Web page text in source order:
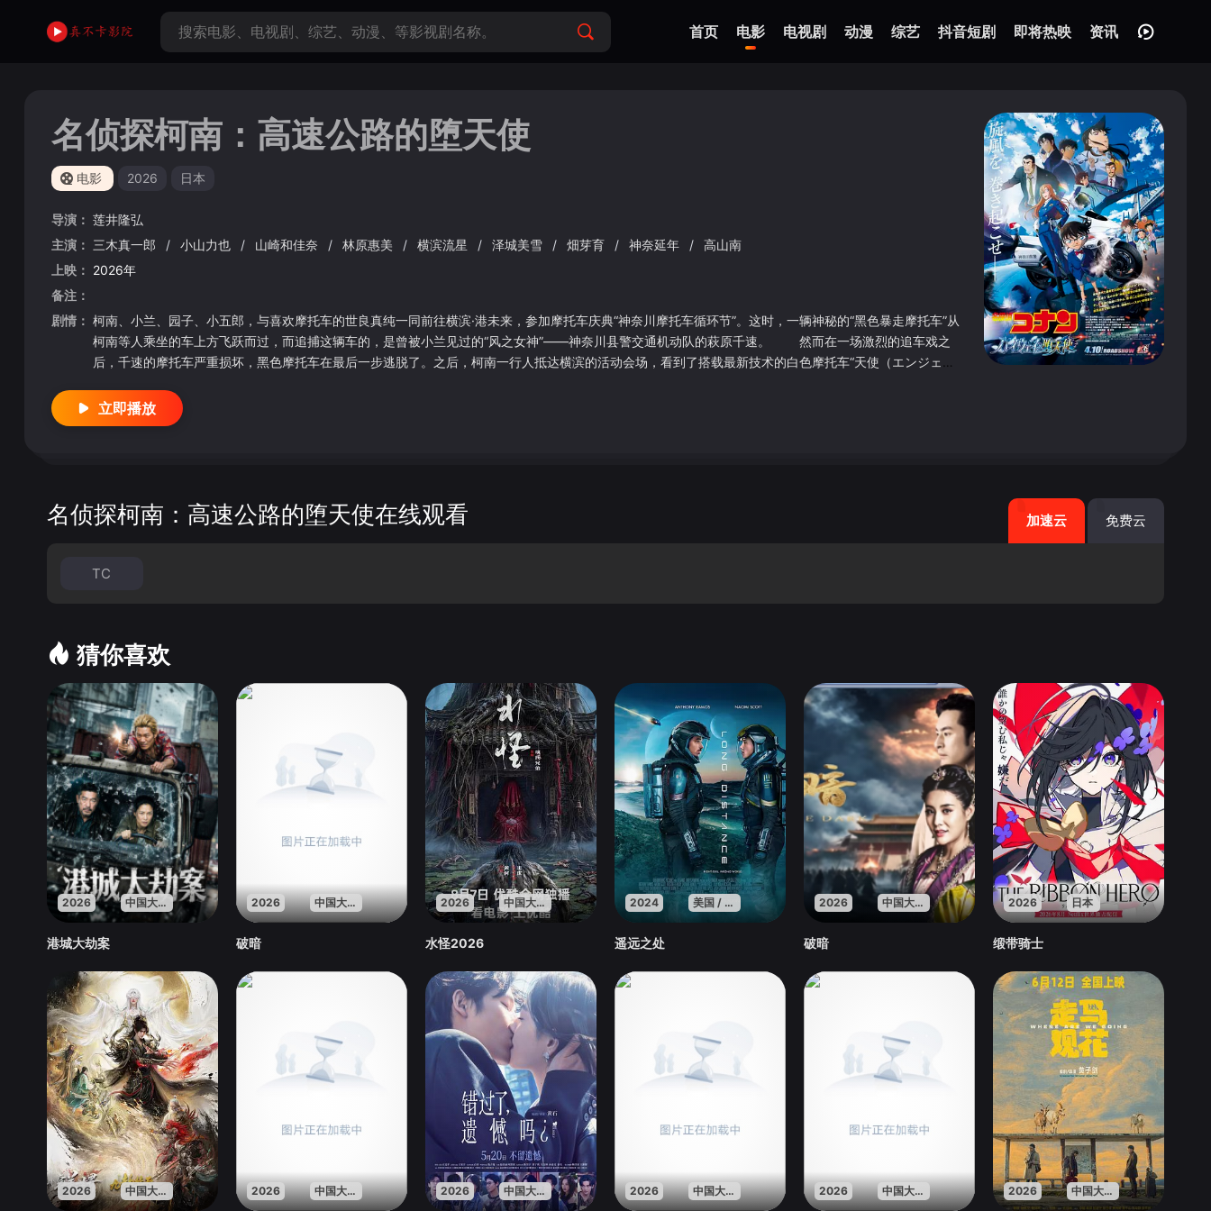
首页 电影 电视剧 动漫 综艺 抖音短剧 即将热映 资讯
名侦探柯南：高速公路的堕天使
电影 2026 日本
导演： 莲井隆弘
主演： 三木真一郎 / 小山力也 / 山崎和佳奈 / 林原惠美 / 横滨流星 / 泽城美雪 / 畑芽育 / 神奈延年 /
高山南
上映： 2026年
备注：
剧情： 柯南、小兰、园子、小五郎，与喜欢摩托车的世良真纯一同前往横滨·港未来，参加摩托车庆典“神奈川摩托车循环节”。这时，一辆神秘的“黑色暴走摩托车”从
柯南等人乘坐的车上方飞跃而过，而追捕这辆车的，是曾被小兰见过的“风之女神”——神奈川县警交通机动队的萩原千速。 然而在一场激烈的追车戏之
后，千速的摩托车严重损坏，黑色摩托车在最后一步逃脱了。之后，柯南一行人抵达横滨的活动会场，看到了搭载最新技术的白色摩托车“天使（エンジェ
辆车的车体与“天使”高度相似，于是将其称为“黑色天使——鲁西法（ルシファー）”，继续展开追捕。 犯人的真实身份，以及他的目的究竟是什么？而不
知为何，萩原千速的脑海中浮现出了关于弟弟萩原研二，以及他的同期松田阵平的记忆……
立即播放
名侦探柯南：高速公路的堕天使在线观看 加速云 免费云
TC
猜你喜欢
2026 中国大陆
港城大劫案
2026 中国大陆
破暗
2026 中国大陆
水怪2026
2024 美国 / 印度
遥远之处
2026 中国大陆
破暗
2026 日本
缎带骑士
2026 中国大陆 2026 中国大陆 2026 中国大陆 2026 中国大陆 2026 中国大陆 2026 中国大陆